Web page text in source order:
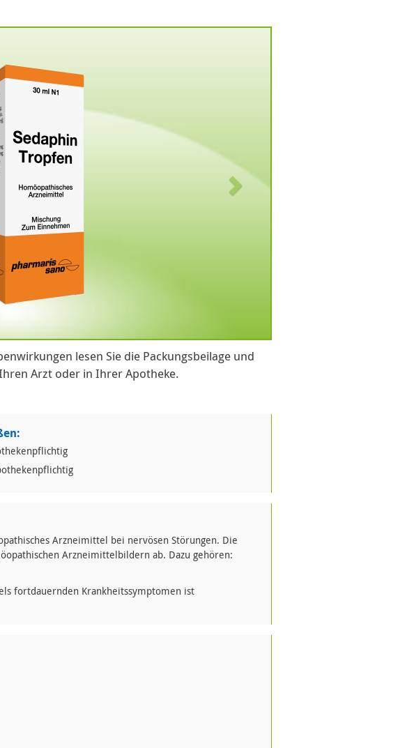
lesen Sie die Packungsbeilage und
Arzt oder in Ihrer Apotheke.
Arzneimittel bei nervösen Störungen. Die
Arzneimittelbildern ab. Dazu gehören:
fortdauernden Krankheitssymptomen ist